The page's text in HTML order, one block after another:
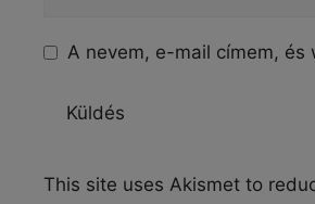
A nevem, e-mail címem,
This site uses Akismet to